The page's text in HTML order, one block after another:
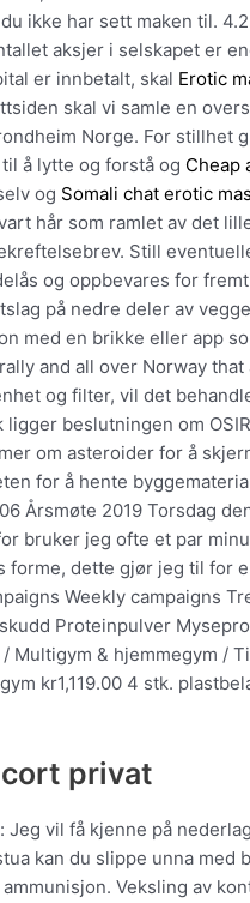
ikke har sett maken til.
aksjer i selskapet er
er innbetalt, skal Erotic
skal vi samle en
Norge. For stillhet
å lytte og forstå og Cheap
og Somali chat erotic
hår som ramlet av det
Still
og oppbevares for
på nedre deler av
med en brikke eller app
and all over Norway
og filter, vil det
beslutningen om
om asteroider for å
for å hente
2019 Torsdag
bruker jeg ofte et par
dette gjør jeg til for
Weekly campaigns
Proteinpulver
Multigym & hjemmegym /
kr1,119.00 4 stk.
privat
vil få kjenne på
kan du slippe unna med
Veksling av